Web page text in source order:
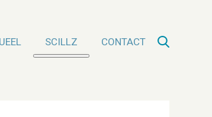
SCILLZ
Meer over: Scillz
CONTACT